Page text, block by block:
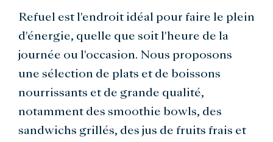
Refuel est l'endroit idéal pour faire le plein
d'énergie, quelle que soit l'heure de la
journée ou l'occasion. Nous proposons
une sélection de plats et de boissons
nourrissants et de grande qualité,
notamment des smoothie bowls, des
sandwichs grillés, des jus de fruits frais et